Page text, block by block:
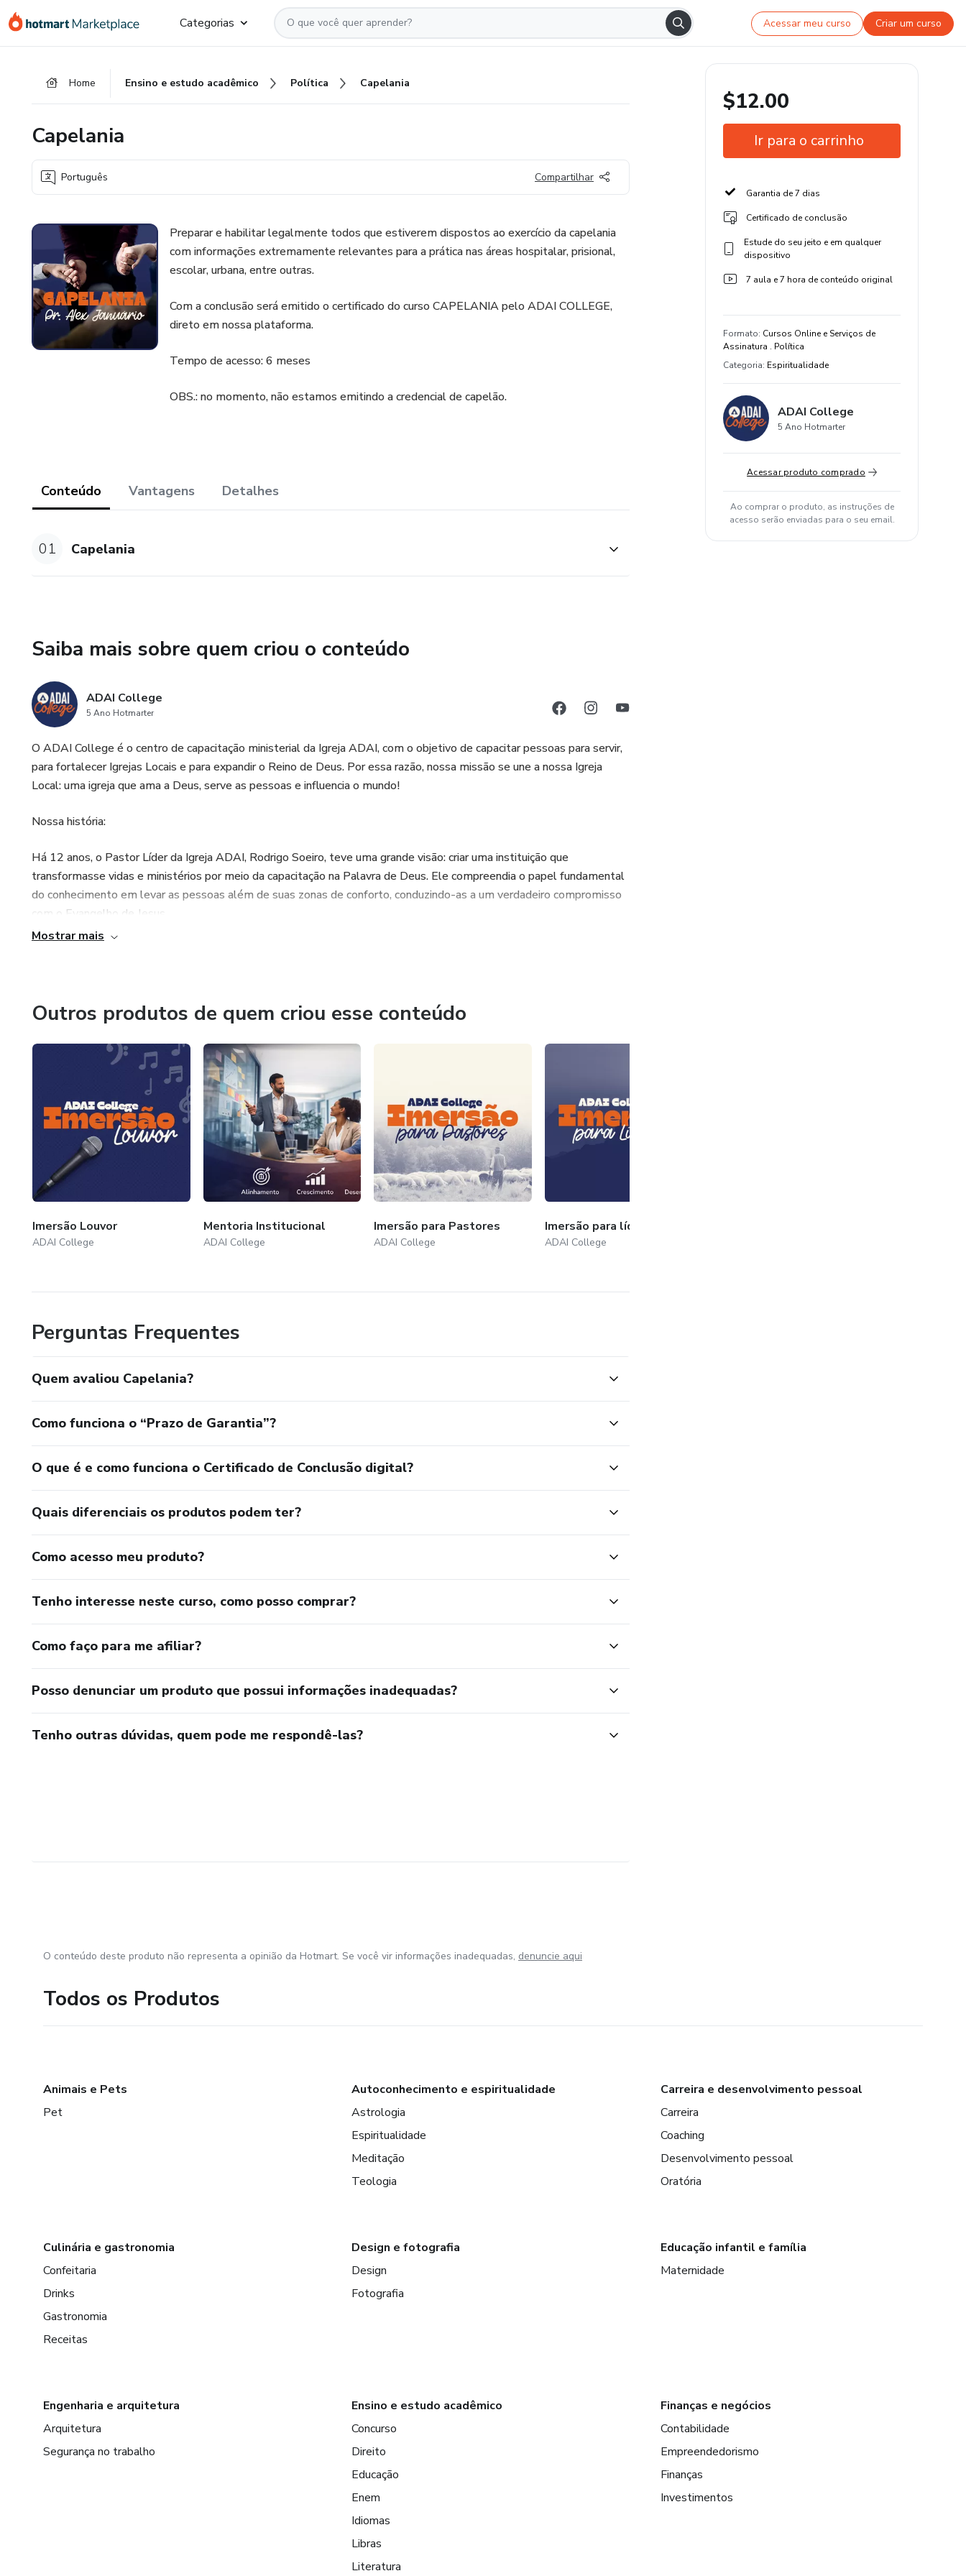
para
para
para
Categorias Acessar meu curso Criar um curso
Home Ensino e estudo acadêmico Política Capelania
Capelania
Português Compartilhar
Preparar e habilitar legalmente todos que estiverem dispostos ao exercício da capelania
com informações extremamente relevantes para a prática nas áreas hospitalar, prisional,
escolar, urbana, entre outras.
Com a conclusão será emitido o certificado do curso CAPELANIA pelo ADAI COLLEGE,
direto em nossa plataforma.
Tempo de acesso: 6 meses
OBS.: no momento, não estamos emitindo a credencial de capelão.
Conteúdo Vantagens Detalhes
01 Capelania
Saiba mais sobre quem criou o conteúdo
ADAI College
5 Ano Hotmarter
O ADAI College é o centro de capacitação ministerial da Igreja ADAI, com o objetivo de capacitar pessoas para servir,
para fortalecer Igrejas Locais e para expandir o Reino de Deus. Por essa razão, nossa missão se une a nossa Igreja
Local: uma igreja que ama a Deus, serve as pessoas e influencia o mundo!
Nossa história:
Há 12 anos, o Pastor Líder da Igreja ADAI, Rodrigo Soeiro, teve uma grande visão: criar uma instituição que
transformasse vidas e ministérios por meio da capacitação na Palavra de Deus. Ele compreendia o papel fundamental
do conhecimento em levar as pessoas além de suas zonas de conforto, conduzindo-as a um verdadeiro compromisso
com o Evangelho de Jesus.
Desde então, a instituição passa por constantes atualizações em seu formato, sem jamais comprometer sua essência.
Isso garante que seu conteúdo e proposta estejam sempre alinhados com os tempos atuais, ao mesmo tempo em
que seu compromisso com a Palavra de Deus permanece inabalável, impactando gerações.
Mostrar mais
Outros produtos de quem criou esse conteúdo
Imersão Louvor
ADAI College
Mentoria Institucional
ADAI College
Imersão para Pastores
ADAI College
Imersão para líderes
ADAI College
Perguntas Frequentes
Quem avaliou Capelania?
Como funciona o “Prazo de Garantia”?
O que é e como funciona o Certificado de Conclusão digital?
Quais diferenciais os produtos podem ter?
Como acesso meu produto?
Tenho interesse neste curso, como posso comprar?
Como faço para me afiliar?
Posso denunciar um produto que possui informações inadequadas?
Tenho outras dúvidas, quem pode me respondê-las?
$12.00
Ir para o carrinho
Garantia de 7 dias
Certificado de conclusão
Estude do seu jeito e em qualquer
dispositivo
7 aula e 7 hora de conteúdo original
Formato: Cursos Online e Serviços de
Assinatura . Política
Categoria: Espiritualidade
ADAI College
5 Ano Hotmarter
Acessar produto comprado
Ao comprar o produto, as instruções de
acesso serão enviadas para o seu email.
O conteúdo deste produto não representa a opinião da Hotmart. Se você vir informações inadequadas, denuncie aqui
Todos os Produtos
Animais e Pets
Pet
Autoconhecimento e espiritualidade
Astrologia
Espiritualidade
Meditação
Teologia
Carreira e desenvolvimento pessoal
Carreira
Coaching
Desenvolvimento pessoal
Oratória
Culinária e gastronomia
Confeitaria
Drinks
Gastronomia
Receitas
Design e fotografia
Design
Fotografia
Educação infantil e família
Maternidade
Engenharia e arquitetura
Arquitetura
Segurança no trabalho
Ensino e estudo acadêmico
Concurso
Direito
Educação
Enem
Idiomas
Libras
Literatura
Finanças e negócios
Contabilidade
Empreendedorismo
Finanças
Investimentos